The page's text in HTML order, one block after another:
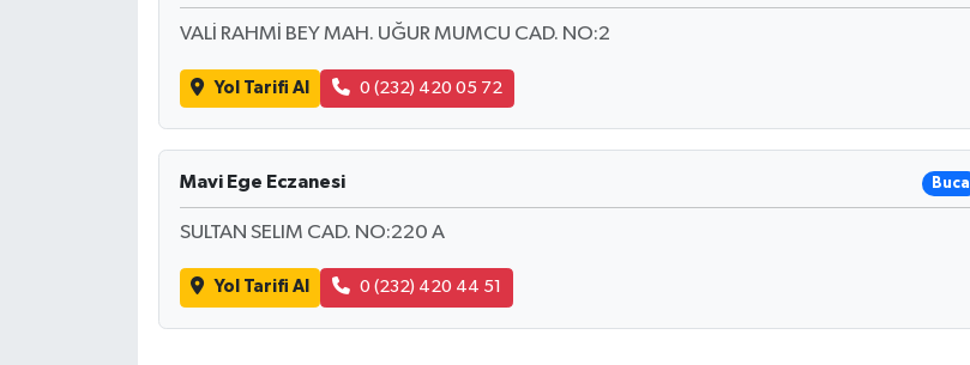
VALİ RAHMİ BEY MAH. UĞUR MUMCU CAD. NO:2
Yol Tarifi Al 0 (232) 420 05 72
Mavi Ege Eczanesi Buca
SULTAN SELIM CAD. NO:220 A
Yol Tarifi Al 0 (232) 420 44 51